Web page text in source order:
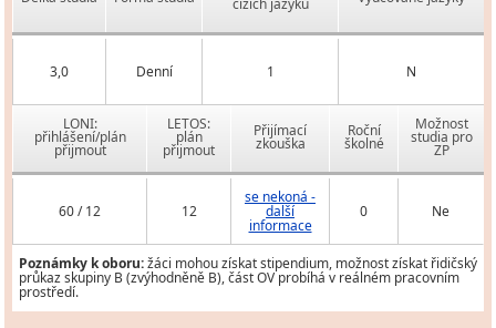
cizích jazyků
3,0 Denní 1 N
LONI:
přihlášení/plán
přijmout
LETOS:
plán
přijmout
Přijímací
zkouška
Roční
školné
Možnost
studia pro
ZP
60 / 12 12
se nekoná -
další
informace
0 Ne
Poznámky k oboru:žáci mohou získat stipendium, možnost získat řidičský
průkaz skupiny B (zvýhodněně B), část OV probíhá v reálném pracovním
prostředí.